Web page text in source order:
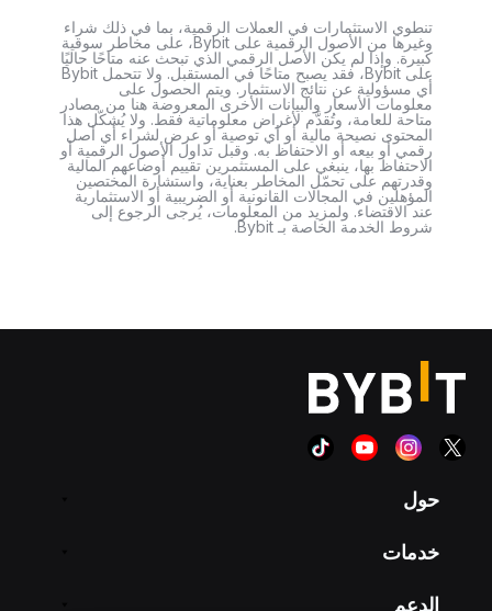
تنطوي الاستثمارات في العملات الرقمية، بما في ذلك شراء
وغيرها من الأصول الرقمية على Bybit، على مخاطر سوقية
كبيرة. وإذا لم يكن الأصل الرقمي الذي تبحث عنه متاحًا حاليًا
على Bybit، فقد يصبح متاحًا في المستقبل. ولا تتحمل Bybit
أي مسؤولية عن نتائج الاستثمار. ويتم الحصول على
معلومات الأسعار والبيانات الأخرى المعروضة هنا من مصادر
متاحة للعامة، وتُقدَّم لأغراض معلوماتية فقط. ولا يُشكّل هذا
المحتوى نصيحة مالية أو أي توصية أو عرض لشراء أي أصل
رقمي أو بيعه أو الاحتفاظ به. وقبل تداول الأصول الرقمية أو
الاحتفاظ بها، ينبغي على المستثمرين تقييم أوضاعهم المالية
وقدرتهم على تحمّل المخاطر بعناية، واستشارة المختصين
المؤهلين في المجالات القانونية أو الضريبية أو الاستثمارية
عند الاقتضاء. ولمزيد من المعلومات، يُرجى الرجوع إلى
شروط الخدمة الخاصة بـ Bybit.
حول
خدمات
الدعم